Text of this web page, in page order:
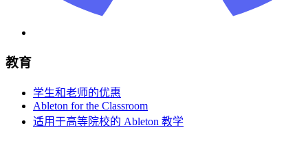
教育
学生和老师的优惠
Ableton for the Classroom
适用于高等院校的 Ableton 教学